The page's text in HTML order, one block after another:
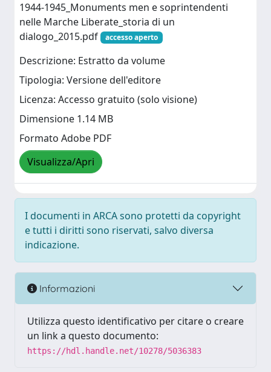
1944-1945_Monuments men e soprintendenti
nelle Marche Liberate_storia di un
dialogo_2015.pdf
accesso aperto
Descrizione: Estratto da volume
Tipologia: Versione dell'editore
Licenza: Accesso gratuito (solo visione)
Dimensione 1.14 MB
Formato Adobe PDF
Visualizza/Apri
I documenti in ARCA sono protetti da copyright
e tutti i diritti sono riservati, salvo diversa
indicazione.
Informazioni
Utilizza questo identificativo per citare o creare
un link a questo documento:
https://hdl.handle.net/10278/5036383